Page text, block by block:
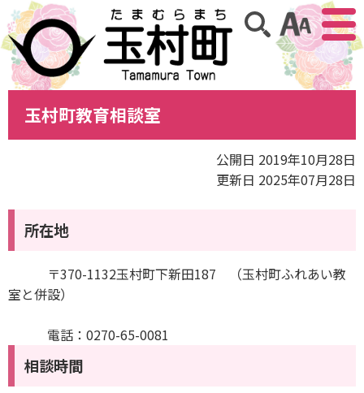
アクセ
サイト内検索
玉村町教育相談室
公開日 2019年10月28日
更新日 2025年07月28日
所在地
〒370-1132玉村町下新田187 （玉村町ふれあい教
室と併設）
電話：0270-65-0081
相談時間